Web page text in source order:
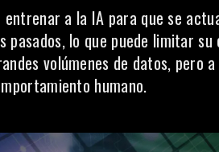
entrenar a la IA para que se
pasados, lo que puede limitar
volúmenes de datos, pero
humano.